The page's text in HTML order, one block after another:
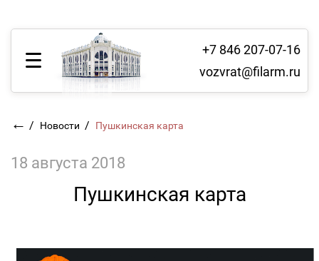
+7 846 207-07-16
vozvrat@filarm.ru
← / Новости / Пушкинская карта
18 августа 2018
Пушкинская карта